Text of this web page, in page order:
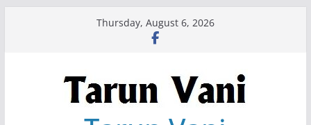
Thursday, August 6, 2026